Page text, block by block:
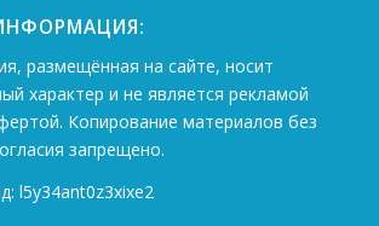
размещённая на сайте, носит
характер и не является рекламой
Копирование материалов без
запрещено.
l5y34ant0z3xixe2